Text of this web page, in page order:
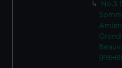
No.3